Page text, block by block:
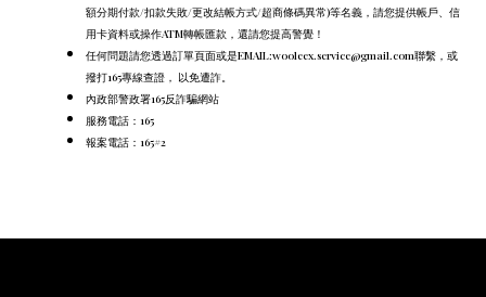
額分期付款/扣款失敗/更改結帳方式/超商條碼異常)等名義，請您提供帳戶、信
用卡資料或操作ATM轉帳匯款，還請您提高警覺！
任何問題請您透過訂單頁面或是EMAIL:wooleex.service@gmail.com聯繫，或
撥打165專線查證， 以免遭詐。
內政部警政署165反詐騙網站
服務電話：165
報案電話：165#2